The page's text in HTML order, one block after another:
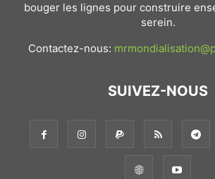
bouger les lignes pour construire
serein.
Contactez-nous:
SUIVEZ-NOUS